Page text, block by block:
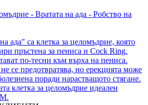
ада" са клетка за целомъдрие, която
пръстена за пениса и Cock Ring.
по-тесни към върха на пениса.
се предотвратява, но ерекцията може
поради нарастващото стягане.
клетка за целомъдрие идеален